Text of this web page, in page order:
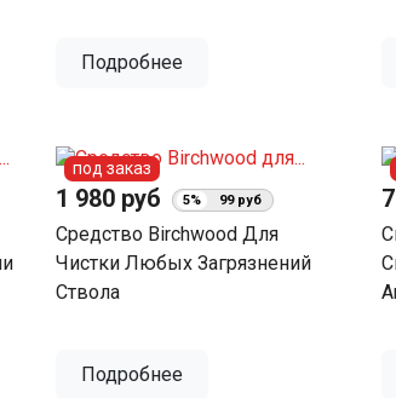
Подробнее
1 980 руб 5% 99 руб
Средство Birchwood Для
Чистки Любых Загрязнений
Ствола
Подробнее
под заказ